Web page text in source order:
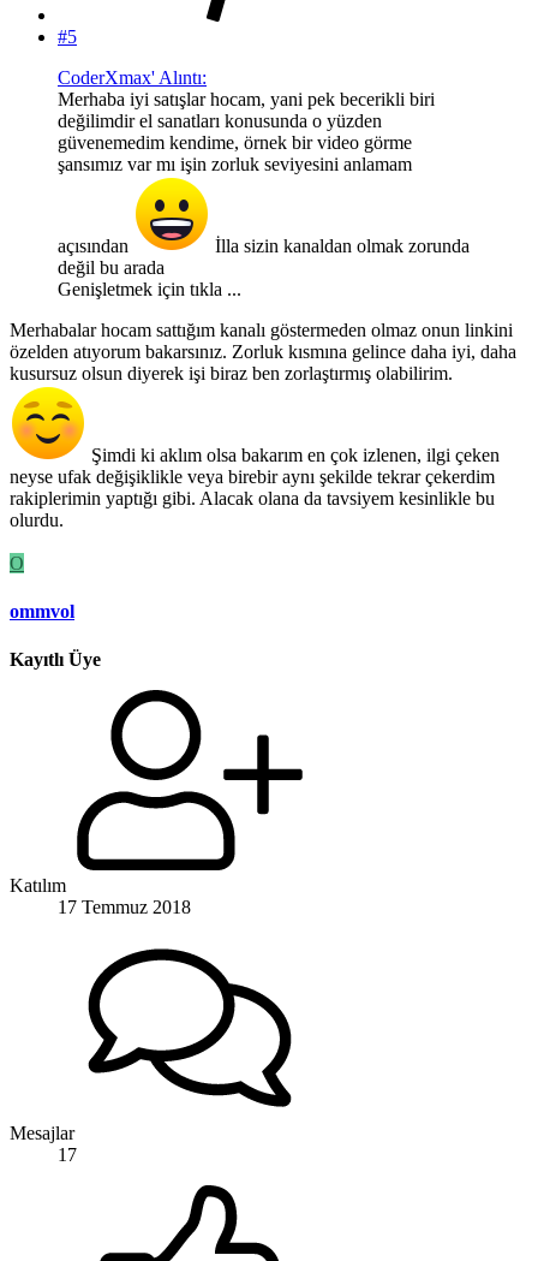
#5
CoderXmax' Alıntı:
Merhaba iyi satışlar hocam, yani pek becerikli biri
değilimdir el sanatları konusunda o yüzden
güvenemedim kendime, örnek bir video görme
şansımız var mı işin zorluk seviyesini anlamam
açısından
İlla sizin kanaldan olmak zorunda
değil bu arada
Genişletmek için tıkla ...
Merhabalar hocam sattığım kanalı göstermeden olmaz onun linkini
özelden atıyorum bakarsınız. Zorluk kısmına gelince daha iyi, daha
kusursuz olsun diyerek işi biraz ben zorlaştırmış olabilirim.
Şimdi ki aklım olsa bakarım en çok izlenen, ilgi çeken
neyse ufak değişiklikle veya birebir aynı şekilde tekrar çekerdim
rakiplerimin yaptığı gibi. Alacak olana da tavsiyem kesinlikle bu
olurdu.
O
ommvol
Kayıtlı Üye
Katılım
17 Temmuz 2018
Mesajlar
17